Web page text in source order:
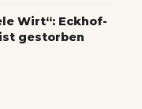
Wirt“: Eckhof-
gestorben